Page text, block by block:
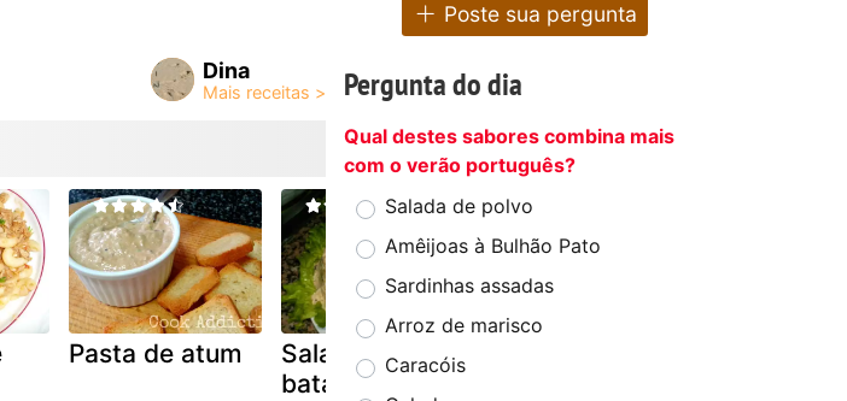
Dina
Pasta de atum
Salada de
batata e atum
Poste sua pergunta
Pergunta do dia
Qual destes sabores combina mais
com o verão português?
Salada de polvo
Amêijoas à Bulhão Pato
Sardinhas assadas
Arroz de marisco
Caracóis